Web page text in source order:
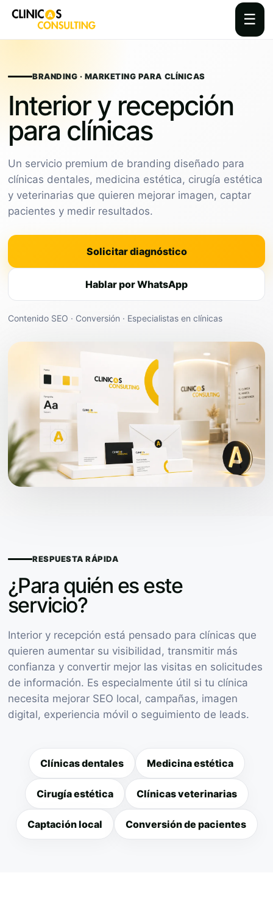
☰
contentBRANDING · MARKETING PARA CLÍNICAS
Interior y recepción
para clínicas
Un servicio premium de branding diseñado para
clínicas dentales, medicina estética, cirugía estética
y veterinarias que quieren mejorar imagen, captar
pacientes y medir resultados.
Solicitar diagnóstico
Hablar por WhatsApp
Contenido SEO · Conversión · Especialistas en clínicas
RESPUESTA RÁPIDA
¿Para quién es este
servicio?
Interior y recepción está pensado para clínicas que
quieren aumentar su visibilidad, transmitir más
confianza y convertir mejor las visitas en solicitudes
de información. Es especialmente útil si tu clínica
necesita mejorar SEO local, campañas, imagen
digital, experiencia móvil o seguimiento de leads.
Clínicas dentales Medicina estética
Cirugía estética Clínicas veterinarias
Captación local Conversión de pacientes